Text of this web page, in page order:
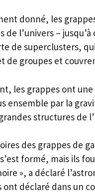
donné, les
de l’univers –
de superclusters,
de groupes et
les grappes ont
ensemble par la
structures de
des grappes de
formé, mais ils
», a déclaré
ont déclaré dans un